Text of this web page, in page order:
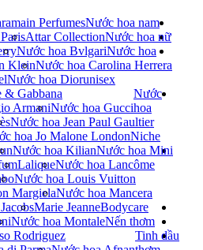
Perfumes
Attar Collection
Nước hoa Bvlgari
KleinNước hoa Carolina Herrera
Nước hoa Dior
& Gabbana
ArmaniNước hoa Gucci
Nước hoa Jean Paul Gaultier
hoa Jo Malone London
Nước hoa Kilian
LaliqueNước hoa Lancôme
Nước hoa Louis Vuitton
MargielaNước hoa Mancera
Marie Jeanne
Nước hoa Montale
Rodriguez
Nước hoa nam
Nước hoa nữ
Nước hoa
unisex
Nước
hoa
Niche
Nước hoa Mini
Bodycare
Nến thơm
Tinh dầu